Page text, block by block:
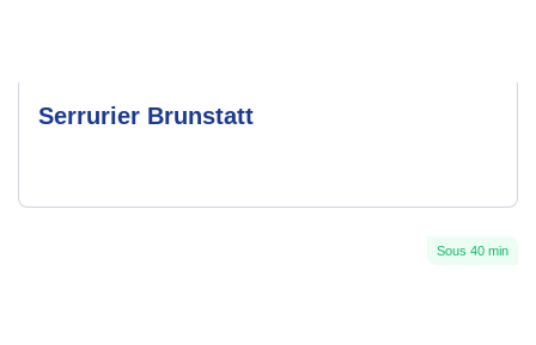
Serrurier Brunstatt
Sous 40 min